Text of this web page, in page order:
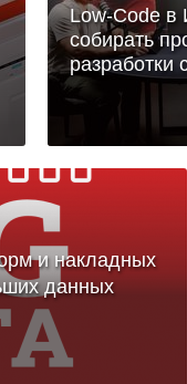
Low-Code в
собирать
разработки
и накладных
данных